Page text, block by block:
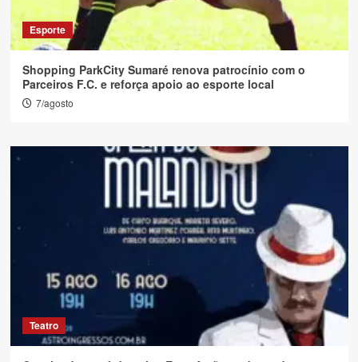
Esporte
Shopping ParkCity Sumaré renova patrocínio com o
Parceiros F.C. e reforça apoio ao esporte local
7/agosto
Teatro